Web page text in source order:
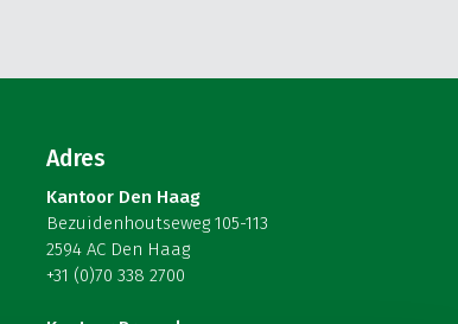
Adres
Kantoor Den Haag
Bezuidenhoutseweg 105-113
2594 AC Den Haag
+31 (0)70 338 2700